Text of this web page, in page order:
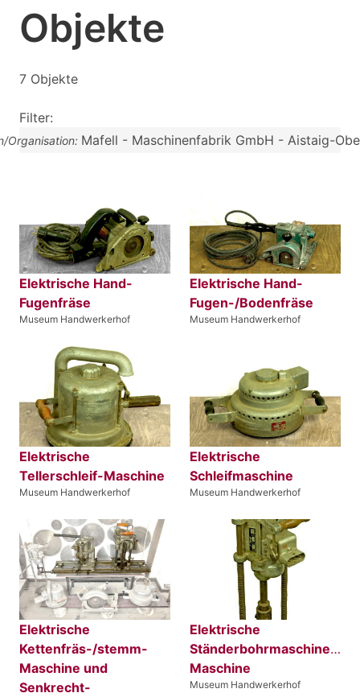
Objekte
7 Objekte
Filter:
Organisation: Mafell - Maschinenfabrik GmbH - Aistaig-
Elektrische Hand-
Fugenfräse
Museum Handwerkerhof
Elektrische Hand-
Fugen-/Bodenfräse
Museum Handwerkerhof
Elektrische
Tellerschleif-Maschine
Museum Handwerkerhof
Elektrische
Schleifmaschine
Museum Handwerkerhof
Elektrische
Kettenfräs-/stemm-
Maschine und
Senkrecht-
Elektrische
Ständerbohrmaschine/
Maschine
Museum Handwerkerhof